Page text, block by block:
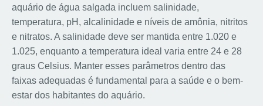
aquário de água salgada incluem salinidade,
temperatura, pH, alcalinidade e níveis de amônia, nitritos
e nitratos. A salinidade deve ser mantida entre 1.020 e
1.025, enquanto a temperatura ideal varia entre 24 e 28
graus Celsius. Manter esses parâmetros dentro das
faixas adequadas é fundamental para a saúde e o bem-
estar dos habitantes do aquário.